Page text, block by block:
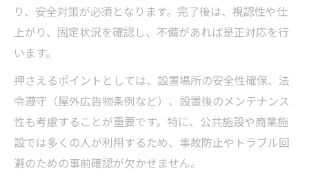
り、安全対策が必須となります。完了後は、視認性や仕
上がり、固定状況を確認し、不備があれば是正対応を行
います。
押さえるポイントとしては、設置場所の安全性確保、法
令遵守（屋外広告物条例など）、設置後のメンテナンス
性も考慮することが重要です。特に、公共施設や商業施
設では多くの人が利用するため、事故防止やトラブル回
避のための事前確認が欠かせません。